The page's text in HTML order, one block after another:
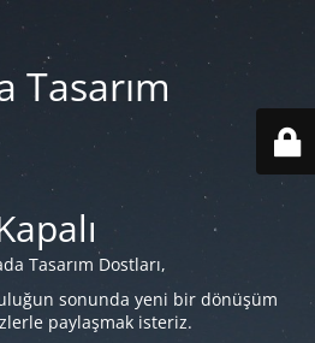
Tasarım
Tasarım Dostları,
sonunda yeni bir dönüşüm
paylaşmak isteriz.